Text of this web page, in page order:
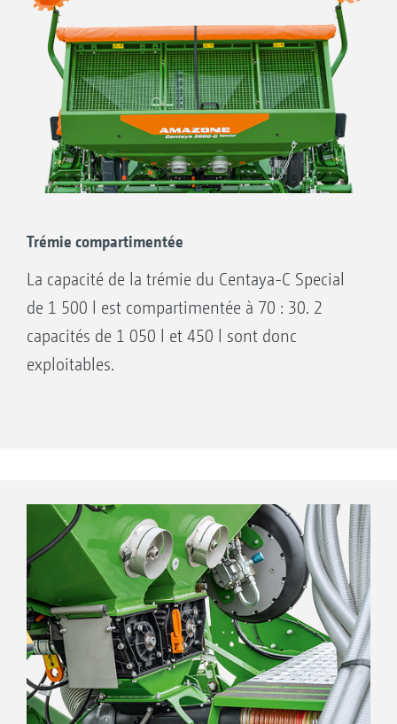
l’agriculteur et l’entrepreneur, cette technique
de semis permet des méthodes agronomiques
différentes et une flexibilité élevée pour
associer la semence et l’engrais.
Trémie compartimentée
La capacité de la trémie du Centaya-C Special
de 1 500 l est compartimentée à 70 : 30. 2
capacités de 1 050 l et 450 l sont donc
exploitables.